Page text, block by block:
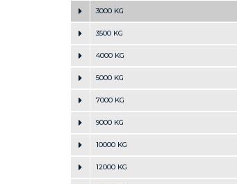
3000 KG
3500 KG
4000 KG
5000 KG
7000 KG
9000 KG
10000 KG
12000 KG